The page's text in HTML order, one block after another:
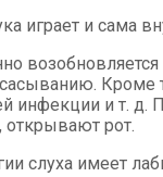
играет и сама
инфекции и т. д.
открывают рот.
слуха имеет